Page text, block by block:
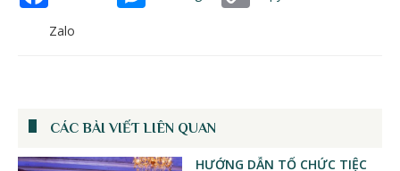
Zalo
CÁC BÀI VIẾT LIÊN QUAN
HƯỚNG DẪN TỔ CHỨC TIỆC